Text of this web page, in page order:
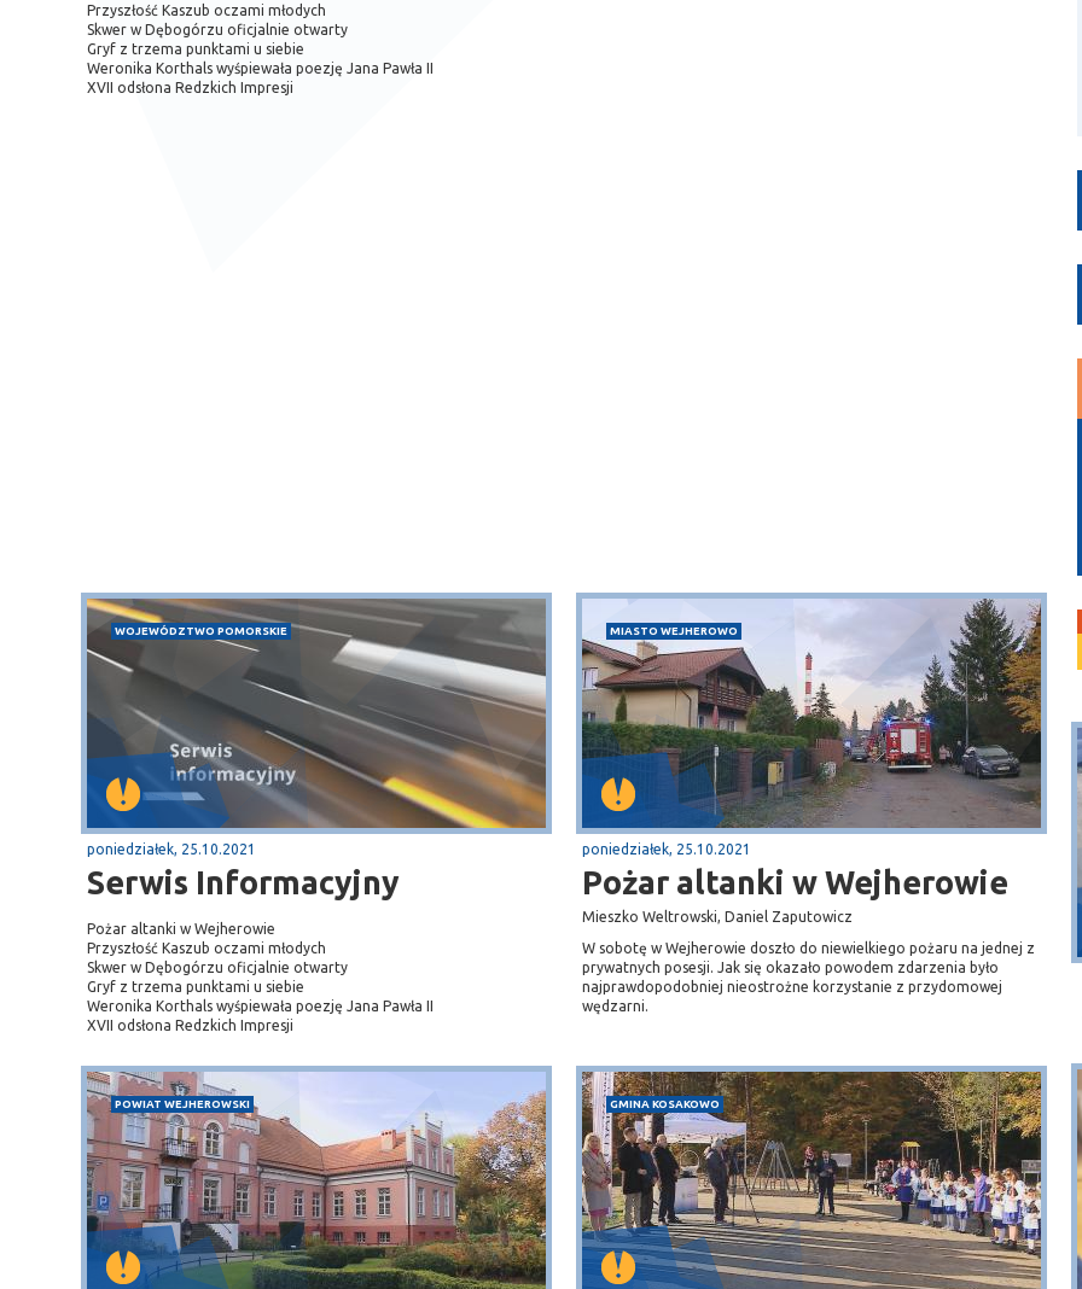
Przyszłość Kaszub oczami młodych
Skwer w Dębogórzu oficjalnie otwarty
Gryf z trzema punktami u siebie
Weronika Korthals wyśpiewała poezję Jana Pawła II
XVII odsłona Redzkich Impresji
WOJEWÓDZTWO POMORSKIE
poniedziałek, 25.10.2021
Serwis Informacyjny
Pożar altanki w Wejherowie
Przyszłość Kaszub oczami młodych
Skwer w Dębogórzu oficjalnie otwarty
Gryf z trzema punktami u siebie
Weronika Korthals wyśpiewała poezję Jana Pawła II
XVII odsłona Redzkich Impresji
MIASTO WEJHEROWO
poniedziałek, 25.10.2021
Pożar altanki w Wejherowie
Mieszko Weltrowski, Daniel Zaputowicz
W sobotę w Wejherowie doszło do niewielkiego pożaru na jednej z
prywatnych posesji. Jak się okazało powodem zdarzenia było
najprawdopodobniej nieostrożne korzystanie z przydomowej
wędzarni.
POWIAT WEJHEROWSKI GMINA KOSAKOWO
krajową nr 6
Sopot
plaża
Puck